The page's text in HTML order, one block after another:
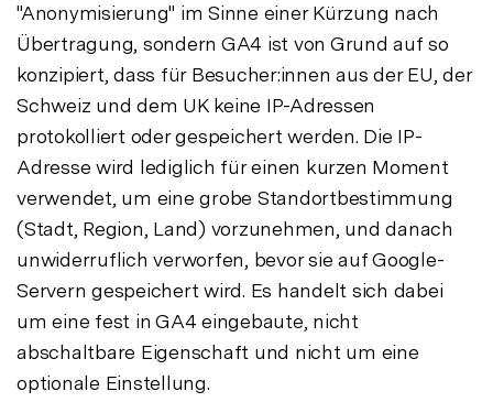
"Anonymisierung" im Sinne einer Kürzung nach
Übertragung, sondern GA4 ist von Grund auf so
konzipiert, dass für Besucher:innen aus der EU, der
Schweiz und dem UK keine IP-Adressen
protokolliert oder gespeichert werden. Die IP-
Adresse wird lediglich für einen kurzen Moment
verwendet, um eine grobe Standortbestimmung
(Stadt, Region, Land) vorzunehmen, und danach
unwiderruflich verworfen, bevor sie auf Google-
Servern gespeichert wird. Es handelt sich dabei
um eine fest in GA4 eingebaute, nicht
abschaltbare Eigenschaft und nicht um eine
optionale Einstellung.